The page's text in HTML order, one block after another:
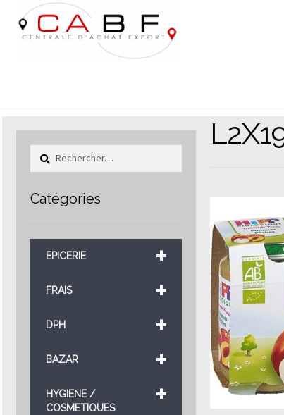
Aller
à
la
Aller
au
contenu
Rechercher :
Catégories
+
EPICERIE
+
FRAIS
+
DPH
+
BAZAR
+
HYGIENE /
COSMETIQUES